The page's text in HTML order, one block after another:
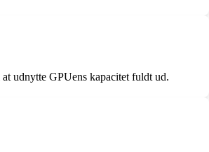
udnytte GPUens kapacitet fuldt ud.